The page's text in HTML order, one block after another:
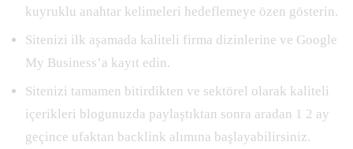
kuyruklu anahtar kelimeleri hedeflemeye özen gösterin.
Sitenizi ilk aşamada kaliteli firma dizinlerine ve Google
My Business’a kayıt edin.
Sitenizi tamamen bitirdikten ve sektörel olarak kaliteli
içerikleri blogunuzda paylaştıktan sonra aradan 1 2 ay
geçince ufaktan backlink alımına başlayabilirsiniz.